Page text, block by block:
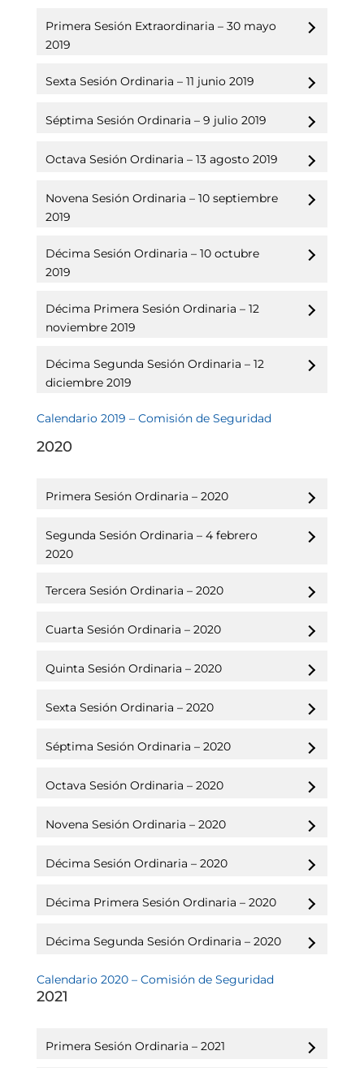
Primera Sesión Extraordinaria – 30 mayo
2019
Sexta Sesión Ordinaria – 11 junio 2019
Séptima Sesión Ordinaria – 9 julio 2019
Octava Sesión Ordinaria – 13 agosto 2019
Novena Sesión Ordinaria – 10 septiembre
2019
Décima Sesión Ordinaria – 10 octubre
2019
Décima Primera Sesión Ordinaria – 12
noviembre 2019
Décima Segunda Sesión Ordinaria – 12
diciembre 2019
Calendario 2019 – Comisión de Seguridad
2020
Primera Sesión Ordinaria – 2020
Segunda Sesión Ordinaria – 4 febrero
2020
Tercera Sesión Ordinaria – 2020
Cuarta Sesión Ordinaria – 2020
Quinta Sesión Ordinaria – 2020
Sexta Sesión Ordinaria – 2020
Séptima Sesión Ordinaria – 2020
Octava Sesión Ordinaria – 2020
Novena Sesión Ordinaria – 2020
Décima Sesión Ordinaria – 2020
Décima Primera Sesión Ordinaria – 2020
Décima Segunda Sesión Ordinaria – 2020
Calendario 2020 – Comisión de Seguridad
2021
Primera Sesión Ordinaria – 2021